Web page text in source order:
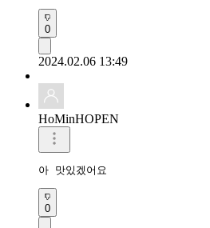
0
2024.02.06 13:49
HoMinHOPEN
아 맛있겠어요
0